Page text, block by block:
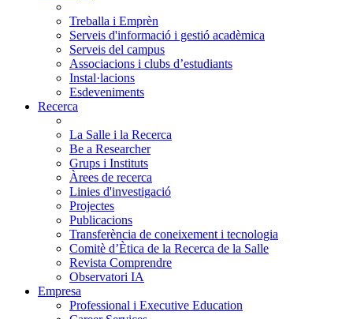
Treballa i Emprèn
Serveis d'informació i gestió acadèmica
Serveis del campus
Associacions i clubs d’estudiants
Instal·lacions
Esdeveniments
Recerca
La Salle i la Recerca
Be a Researcher
Grups i Instituts
Àrees de recerca
Linies d'investigació
Projectes
Publicacions
Transferència de coneixement i tecnologia
Comitè d’Ètica de la Recerca de la Salle
Revista Comprendre
Observatori IA
Empresa
Professional i Executive Education